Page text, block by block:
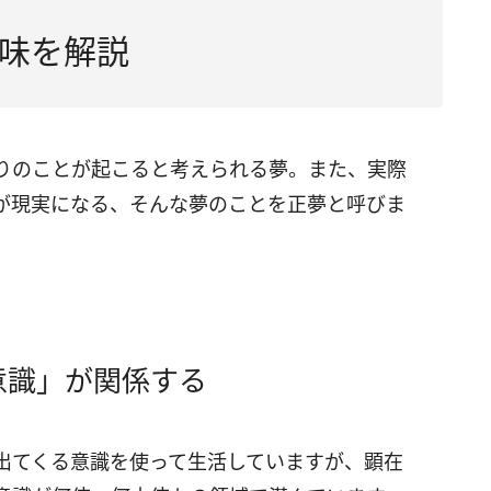
を解説
ことが起こると考えられる夢。また、実際
実になる、そんな夢のことを正夢と呼びま
」が関係する
くる意識を使って生活していますが、顕在